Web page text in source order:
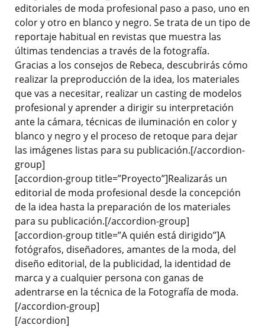
editoriales de moda profesional paso a paso, uno en
color y otro en blanco y negro. Se trata de un tipo de
reportaje habitual en revistas que muestra las
últimas tendencias a través de la fotografía.
Gracias a los consejos de Rebeca, descubrirás cómo
realizar la preproducción de la idea, los materiales
que vas a necesitar, realizar un casting de modelos
profesional y aprender a dirigir su interpretación
ante la cámara, técnicas de iluminación en color y
blanco y negro y el proceso de retoque para dejar
las imágenes listas para su publicación.[/accordion-
group]
[accordion-group title=”Proyecto”]Realizarás un
editorial de moda profesional desde la concepción
de la idea hasta la preparación de los materiales
para su publicación.[/accordion-group]
[accordion-group title=”A quién está dirigido”]A
fotógrafos, diseñadores, amantes de la moda, del
diseño editorial, de la publicidad, la identidad de
marca y a cualquier persona con ganas de
adentrarse en la técnica de la Fotografía de moda.
[/accordion-group]
[/accordion]